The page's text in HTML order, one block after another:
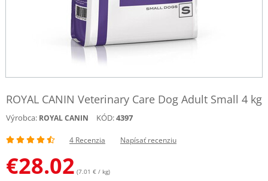
ROYAL CANIN Veterinary Care Dog Adult Small 4 kg
Výrobca: ROYAL CANIN KÓD:4397
4 Recenzia Napísať recenziu
€28.02 (7.01 € / kg)